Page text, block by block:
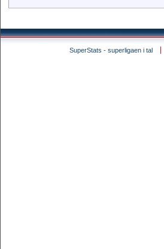
SuperStats - superligaen i tal